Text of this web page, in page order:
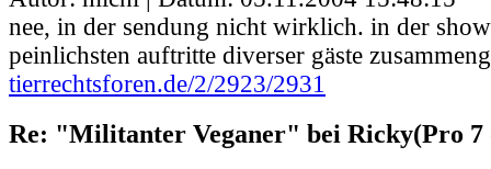
nee, in der sendung nicht wirklich. in der
peinlichsten auftritte diverser gäste
tierrechtsforen.de/2/2923/2931
Re: "Militanter Veganer" bei Ricky(Pro 7